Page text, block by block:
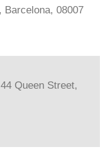
Barcelona, 08007
Queen Street,